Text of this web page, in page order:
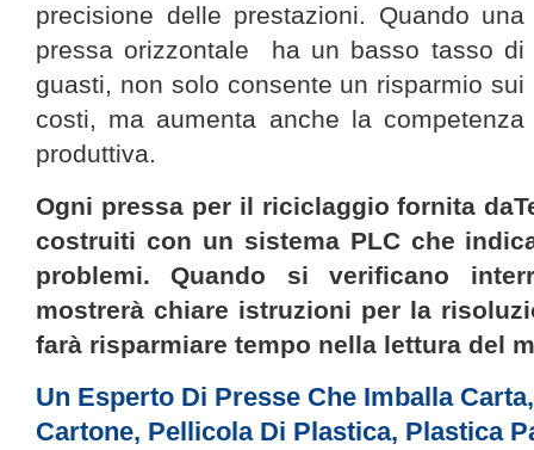
precisione delle prestazioni. Quando una
pressa orizzontale ha un basso tasso di
guasti, non solo consente un risparmio sui
costi, ma aumenta anche la competenza
produttiva.
Ogni pressa per il riciclaggio fornita da
costruiti con un sistema PLC che
problemi. Quando si verificano
mostrerà chiare istruzioni per la
farà risparmiare tempo nella lettura del
Un Esperto Di Presse Che Imballa
Cartone, Pellicola Di Plastica, Plastica